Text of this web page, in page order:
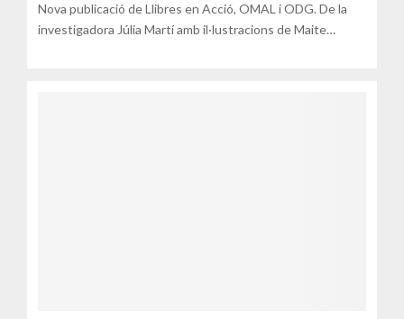
Nova publicació de Llibres en Acció, OMAL i ODG. De la
investigadora Júlia Martí amb il·lustracions de Maite